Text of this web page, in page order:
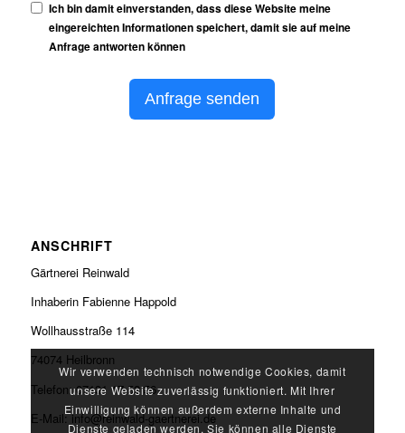
Ich bin damit einverstanden, dass diese Website meine
eingereichten Informationen speichert, damit sie auf meine
Anfrage antworten können
Anfrage senden
ANSCHRIFT
Gärtnerei Reinwald
Inhaberin Fabienne Happold
Wollhausstraße 114
74074 Heilbronn
Telefon: 07131 17 52 56
E-Mail: info@reinwald-gaertnerei.de
Wir verwenden technisch notwendige Cookies, damit
unsere Website zuverlässig funktioniert. Mit Ihrer
Einwilligung können außerdem externe Inhalte und
Dienste geladen werden. Sie können alle Dienste